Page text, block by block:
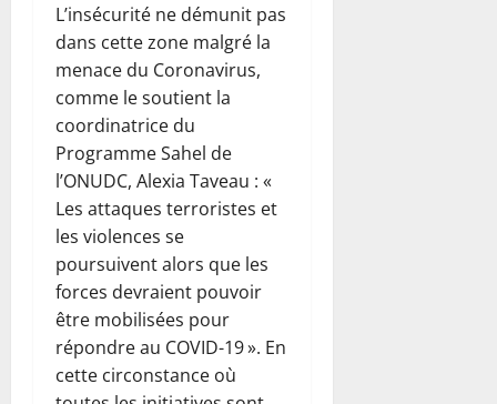
L’insécurité ne démunit pas
dans cette zone malgré la
menace du Coronavirus,
comme le soutient la
coordinatrice du
Programme Sahel de
l’ONUDC, Alexia Taveau : «
Les attaques terroristes et
les violences se
poursuivent alors que les
forces devraient pouvoir
être mobilisées pour
répondre au COVID-19 ». En
cette circonstance où